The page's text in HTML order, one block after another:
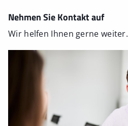
Nehmen Sie Kontakt auf
Wir helfen Ihnen gerne weiter.